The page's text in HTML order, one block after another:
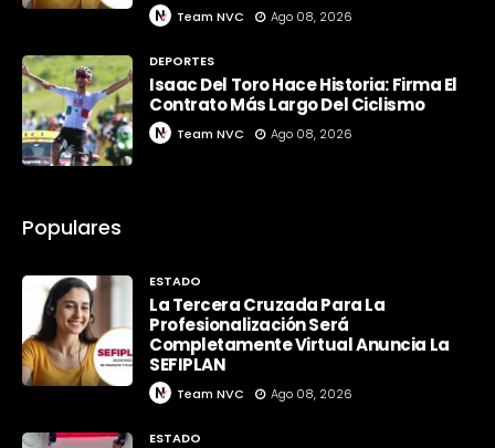
Team NVC Ago 08, 2026
DEPORTES
Isaac Del Toro Hace Historia: Firma El
Contrato Más Largo Del Ciclismo
Team NVC Ago 08, 2026
Populares
ESTADO
La Tercera Cruzada Para La
Profesionalización Será
Completamente Virtual Anuncia La
SEFIPLAN
Team NVC Ago 08, 2026
ESTADO